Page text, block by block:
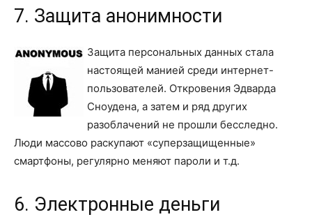
7. Защита анонимности
Защита персональных данных стала
настоящей манией среди интернет-
пользователей. Откровения Эдварда
Сноудена, а затем и ряд других
разоблачений не прошли бесследно.
Люди массово раскупают «суперзащищенные»
смартфоны, регулярно меняют пароли и т.д.
6. Электронные деньги